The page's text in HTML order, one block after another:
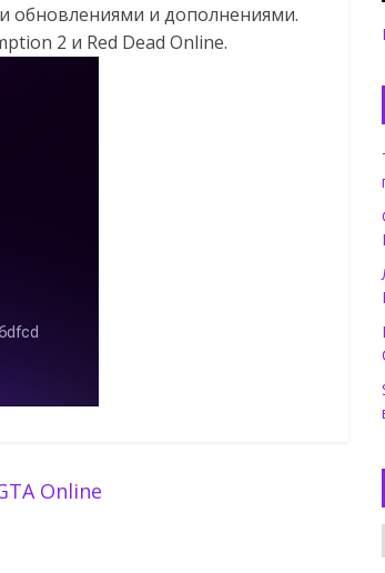
обновлениями и дополнениями.
2 и Red Dead Online.
Online